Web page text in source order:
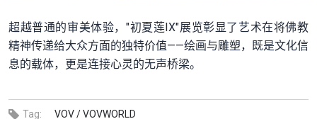
超越普通的审美体验，"初夏莲IX"展览彰显了艺术在将佛教
精神传递给大众方面的独特价值——绘画与雕塑，既是文化信
息的载体，更是连接心灵的无声桥梁。
Tag: VOV /VOVWORLD